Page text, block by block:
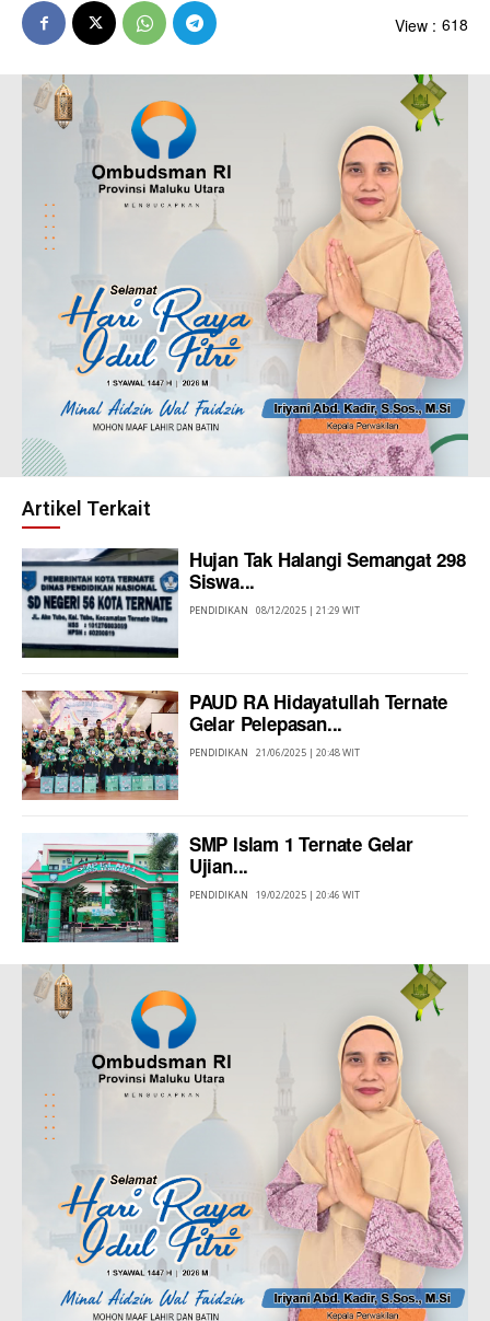
View : 618
Artikel Terkait
Hujan Tak Halangi Semangat 298
Siswa...
PENDIDIKAN 08/12/2025 | 21:29 WIT
PAUD RA Hidayatullah Ternate
Gelar Pelepasan...
PENDIDIKAN 21/06/2025 | 20:48 WIT
SMP Islam 1 Ternate Gelar
Ujian...
PENDIDIKAN 19/02/2025 | 20:46 WIT